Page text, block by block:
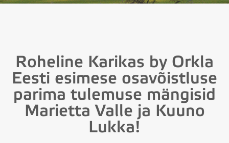
Roheline Karikas by Orkla
Eesti esimese osavõistluse
parima tulemuse mängisid
Marietta Valle ja Kuuno
Lukka!